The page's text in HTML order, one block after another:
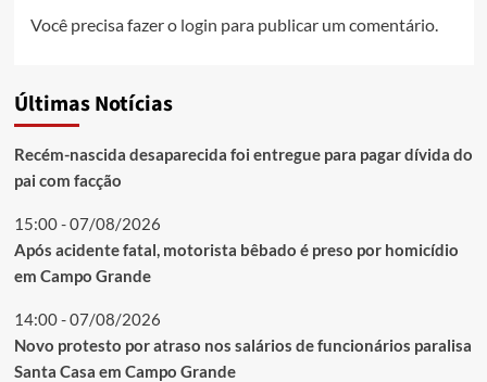
Você precisa fazer o login para publicar um comentário.
Últimas Notícias
Recém-nascida desaparecida foi entregue para pagar dívida do
pai com facção
15:00 - 07/08/2026
Após acidente fatal, motorista bêbado é preso por homicídio
em Campo Grande
14:00 - 07/08/2026
Novo protesto por atraso nos salários de funcionários paralisa
Santa Casa em Campo Grande